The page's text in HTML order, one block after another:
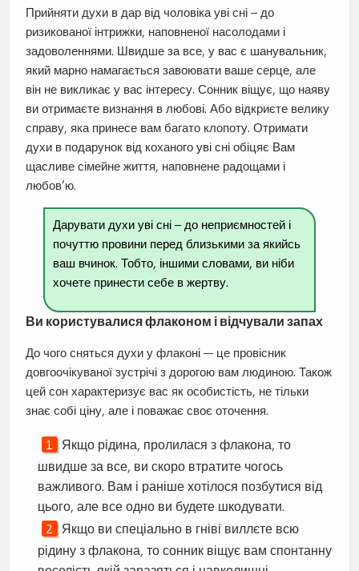
Прийняти духи в дар від чоловіка уві сні – до
ризикованої інтрижки, наповненої насолодами і
задоволеннями. Швидше за все, у вас є шанувальник,
який марно намагається завоювати ваше серце, але
він не викликає у вас інтересу. Сонник віщує, що наяву
ви отримаєте визнання в любові. Або відкриєте велику
справу, яка принесе вам багато клопоту. Отримати
духи в подарунок від коханого уві сні обіцяє Вам
щасливе сімейне життя, наповнене радощами і
любов’ю.
Дарувати духи уві сні – до неприємностей і
почуттю провини перед близькими за якийсь
ваш вчинок. Тобто, іншими словами, ви ніби
хочете принести себе в жертву.
Ви користувалися флаконом і відчували запах
До чого сняться духи у флаконі — це провісник
довгоочікуваної зустрічі з дорогою вам людиною. Також
цей сон характеризує вас як особистість, не тільки
знає собі ціну, але і поважає своє оточення.
Якщо рідина, пролилася з флакона, то
швидше за все, ви скоро втратите чогось
важливого. Вам і раніше хотілося позбутися від
цього, але все одно ви будете шкодувати.
Якщо ви спеціально в гніві виллєте всю
рідину з флакона, то сонник віщує вам спонтанну